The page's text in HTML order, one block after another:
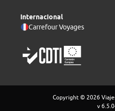
Internacional
Carrefour Voyages
Copyright © 2026
v